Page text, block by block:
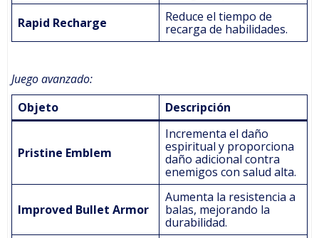
Rapid Recharge
Reduce el tiempo de
recarga de habilidades.
Juego avanzado:
Objeto
Descripción
Pristine Emblem
Incrementa el daño
espiritual y proporciona
daño adicional contra
enemigos con salud alta.
Improved Bullet Armor
Aumenta la resistencia a
balas, mejorando la
durabilidad.